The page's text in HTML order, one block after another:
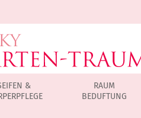
&
RAUM
BEDUFTUNG